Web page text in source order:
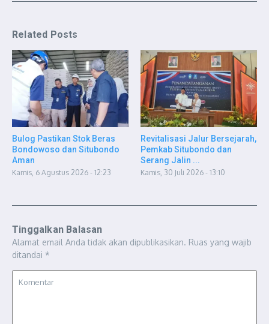
Related Posts
Bulog Pastikan Stok Beras
Bondowoso dan Situbondo
Aman
Kamis, 6 Agustus 2026 - 12:23
Revitalisasi Jalur Bersejarah,
Pemkab Situbondo dan
Serang Jalin ...
Kamis, 30 Juli 2026 - 13:10
Tinggalkan Balasan
Alamat email Anda tidak akan dipublikasikan. Ruas yang wajib
ditandai *